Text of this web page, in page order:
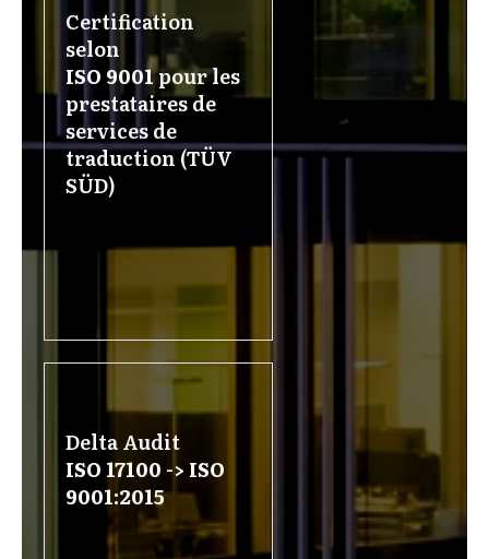
Certification
selon
ISO 9001pour les
prestataires de
services de
traduction (TÜV
Delta Audit
ISO 17100 -> ISO
9001:2015